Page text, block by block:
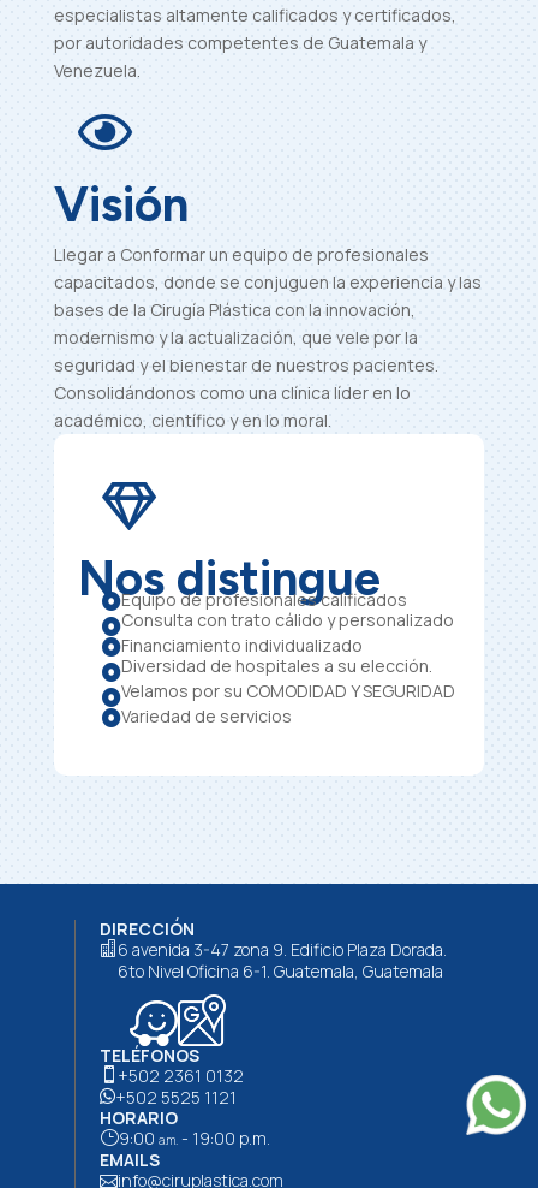
especialistas altamente calificados y certificados,
por autoridades competentes de Guatemala y
Venezuela.

Visión
Llegar a Conformar un equipo de profesionales
capacitados, donde se conjuguen la experiencia y las
bases de la Cirugía Plástica con la innovación,
modernismo y la actualización, que vele por la
seguridad y el bienestar de nuestros pacientes.
Consolidándonos como una clínica líder en lo
académico, científico y en lo moral.

Nos distingue
Equipo de profesionales calificados
Consulta con trato cálido y personalizado
Financiamiento individualizado
Diversidad de hospitales a su elección.
Velamos por su COMODIDAD Y SEGURIDAD
Variedad de servicios
DIRECCIÓN
 6 avenida 3-47 zona 9. Edificio Plaza Dorada.
6to Nivel Oficina 6-1. Guatemala, Guatemala
TELÉFONOS
 +502 2361 0132
+502 5525 1121
HORARIO
}9:00a.m. - 19:00 p.m.
EMAILS
info@ciruplastica.com